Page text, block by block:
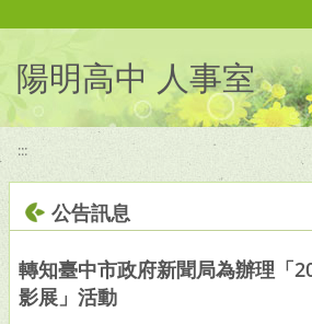
陽明高中 人事室
:::
公告訊息
轉知臺中市政府新聞局為辦理「
影展」活動